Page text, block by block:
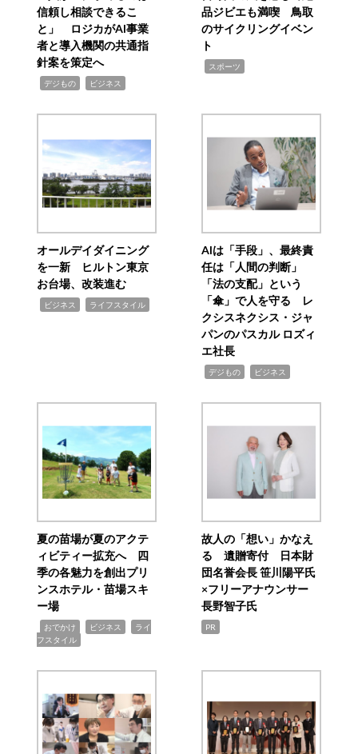
信頼し相談できるこ
と」 ロジカがAI事業
者と導入機関の共通指
針案を策定へ
デジもの ビジネス
品ジビエも満喫 鳥取
のサイクリングイベン
ト
スポーツ
オールデイダイニング
を一新 ヒルトン東京
お台場、改装進む
ビジネス ライフスタイル
AIは「手段」、最終責
任は「人間の判断」
「法の支配」という
「傘」で人を守る レ
クシスネクシス・ジャ
パンのパスカル ロズィ
エ社長
デジもの ビジネス
夏の苗場が夏のアクテ
ィビティー拡充へ 四
季の各魅力を創出プリ
ンスホテル・苗場スキ
ー場
おでかけ ビジネス
ライ
フスタイル
故人の「想い」かなえ
る 遺贈寄付 日本財
団名誉会長 笹川陽平氏
×フリーアナウンサー
長野智子氏
PR